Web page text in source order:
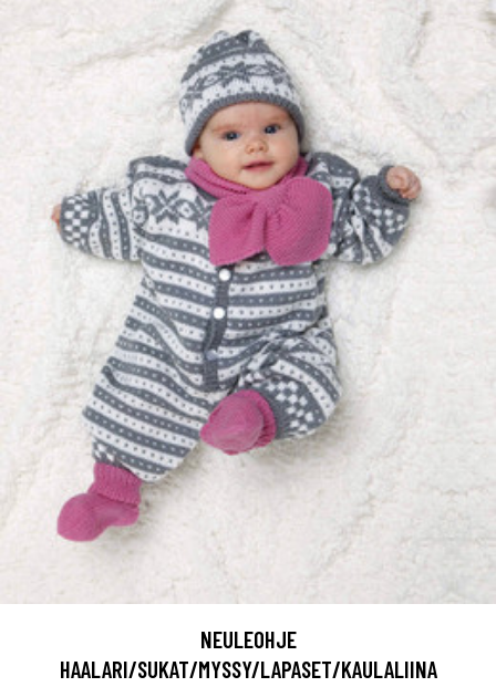
NEULEOHJE
HAALARI/SUKAT/MYSSY/LAPASET/KAULALIINA